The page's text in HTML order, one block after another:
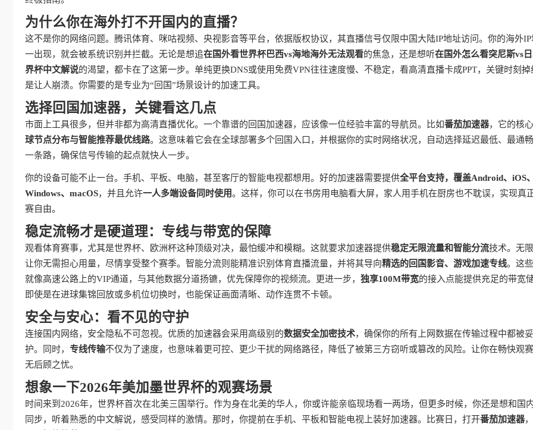
为什么你在海外打不开国内的直播？
这不是你的网络问题。腾讯体育、咪咕视频、央视影音等平台，依据版权协议，其直播信号仅限中国大陆IP地址访问。你的海外
一出现，就会被系统识别并拦截。无论是想追在国外看世界杯巴西vs海地海外无法观看的焦急，还是想听在国外怎么看突尼斯vs
界杯中文解说的渴望，都卡在了这第一步。单纯更换DNS或使用免费VPN往往速度慢、不稳定，看高清直播卡成PPT，关键时刻掉
是让人崩溃。你需要的是专业为“回国”场景设计的加速工具。
选择回国加速器，关键看这几点
市面上工具很多，但并非都为高清直播优化。一个靠谱的回国加速器，应该像一位经验丰富的导航员。比如番茄加速器，它的核
球节点分布与智能推荐最优线路。这意味着它会在全球部署多个回国入口，并根据你的实时网络状况，自动选择延迟最低、最通
一条路，确保信号传输的起点就快人一步。
你的设备可能不止一台。手机、平板、电脑，甚至客厅的智能电视都想用。好的加速器需要提供全平台支持，覆盖Android、iOS、
Windows、macOS，并且允许一人多端设备同时使用。这样，你可以在书房用电脑看大屏，家人用手机在厨房也不耽误，实现真
赛自由。
稳定流畅才是硬道理：专线与带宽的保障
观看体育赛事，尤其是世界杯、欧洲杯这种顶级对决，最怕缓冲和模糊。这就要求加速器提供稳定无限流量和智能分流技术。无
让你无需担心用量，尽情享受整个赛季。智能分流则能精准识别体育直播流量，并将其导向精选的回国影音、游戏加速专线。这
就像高速公路上的VIP通道，与其他数据分道扬镳，优先保障你的视频流。更进一步， 独享100M带宽的接入点能提供充足的带宽储
即使是在进球集锦回放或多机位切换时，也能保证画面清晰、动作连贯不卡顿。
安全与安心：看不见的守护
连接国内网络，安全隐私不可忽视。优质的加速器会采用高级别的数据安全加密技术，确保你的所有上网数据在传输过程中都被
护。同时， 专线传输不仅为了速度，也意味着更可控、更少干扰的网络路径，降低了被第三方窃听或篡改的风险。让你在畅快观赛
无后顾之忧。
想象一下2026年美加墨世界杯的观赛场景
时间来到2026年，世界杯首次在北美三国举行。作为身在北美的华人，你或许能亲临现场看一两场，但更多时候，你还是想和国
同步，听着熟悉的中文解说，感受同样的激情。那时，你提前在手机、平板和智能电视上装好加速器。比赛日，打开番茄加速器